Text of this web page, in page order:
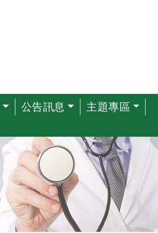
公告訊息 主題專區